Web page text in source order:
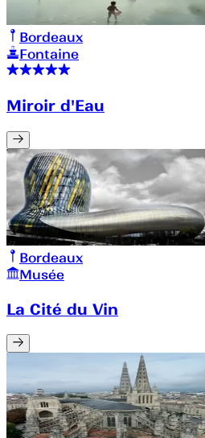
Bordeaux
Fontaine
Miroir d'Eau
Bordeaux
Musée
La Cité du Vin